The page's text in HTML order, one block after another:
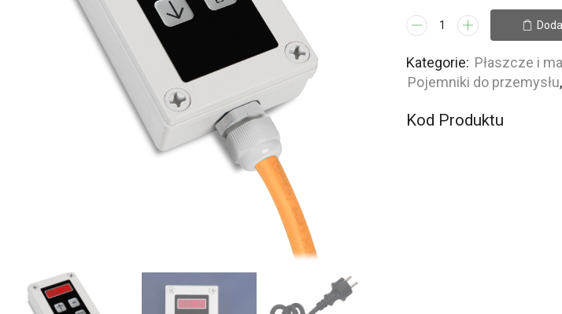
ilość
regulator
temperatury
do
Kategorie: Płaszcze i
Pojemniki do przemysłu,
Kod Produktu